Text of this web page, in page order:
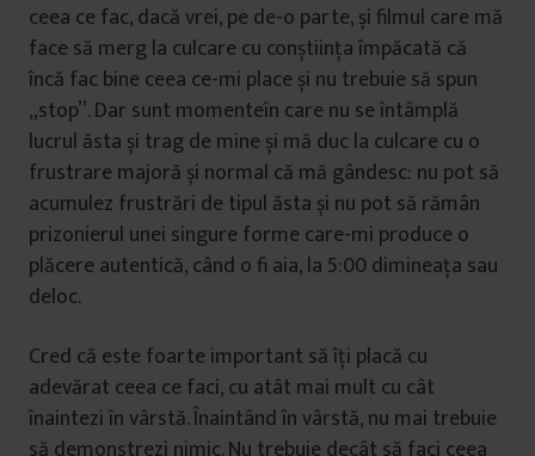
ceea ce fac, dacă vrei, pe de-o parte, și filmul care mă
face să merg la culcare cu conștiința împăcată că
încă fac bine ceea ce-mi place și nu trebuie să spun
„stop”. Dar sunt momenteîn care nu se întâmplă
lucrul ăsta și trag de mine și mă duc la culcare cu o
frustrare majoră și normal că mă gândesc: nu pot să
acumulez frustrări de tipul ăsta și nu pot să rămân
prizonierul unei singure forme care-mi produce o
plăcere autentică, când o fi aia, la 5:00 dimineața sau
deloc.
Cred că este foarte important să îți placă cu
adevărat ceea ce faci, cu atât mai mult cu cât
înaintezi în vârstă. Înaintând în vârstă, nu mai trebuie